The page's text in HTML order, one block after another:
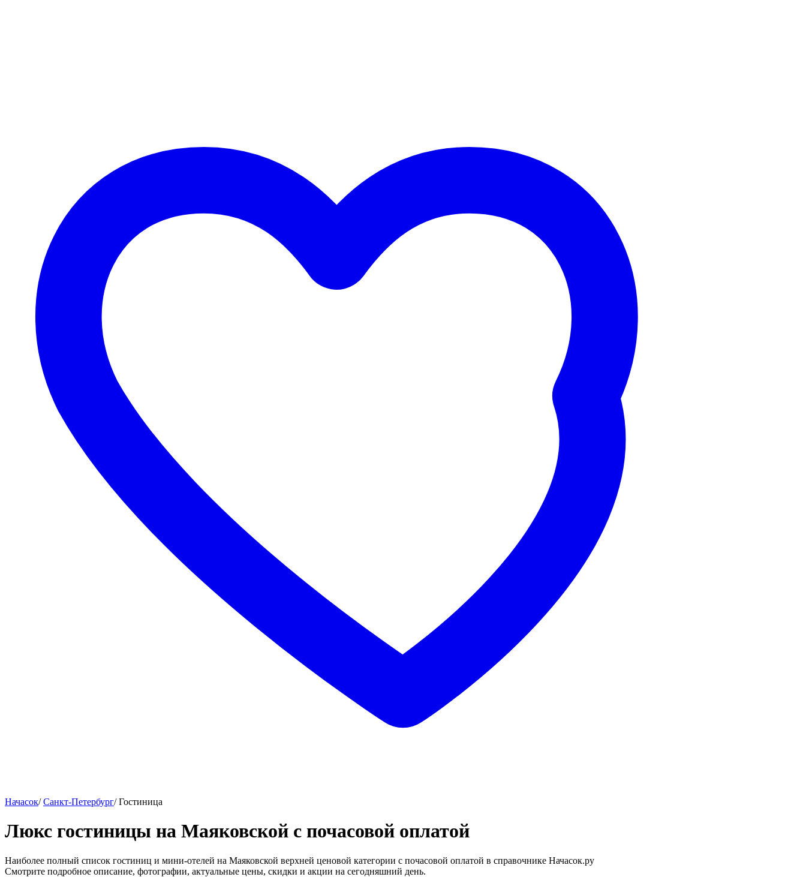
Начасок/ Санкт-Петербург/ Гостиница
Люкс гостиницы на Маяковской c почасовой оплатой
Наиболее полный список гостиниц и мини-отелей на Маяковской верхней ценовой категории c почасовой оплатой в справочнике Начасок.ру
Смотрите подробное описание, фотографии, актуальные цены, скидки и акции на сегодняшний день.